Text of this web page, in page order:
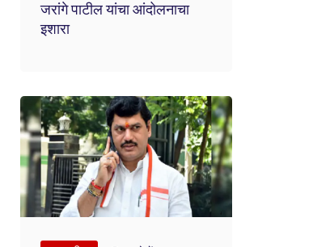
जरांगे पाटील यांचा आंदोलनाचा
इशारा